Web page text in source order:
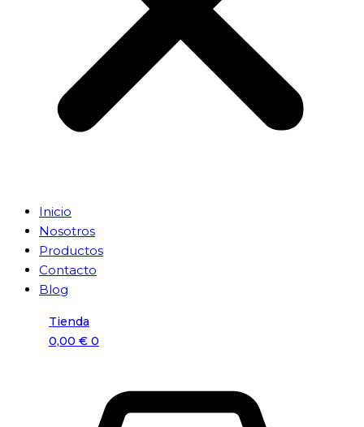
Inicio
Nosotros
Productos
Contacto
Blog
Tienda
0,00 € 0